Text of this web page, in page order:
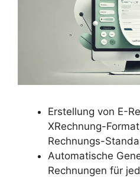
Erstellung von E-
XRechnung-
Rechnungs-
Automatische
Rechnungen für